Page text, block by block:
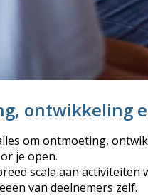
ontwikkeling
om ontmoeting,
je open.
scala aan
van deelnemers zelf.